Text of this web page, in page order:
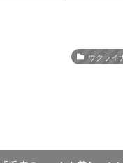
ウクライ